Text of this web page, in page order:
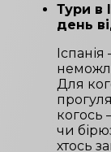
Тури в
день
Для
когось
чи
хтось